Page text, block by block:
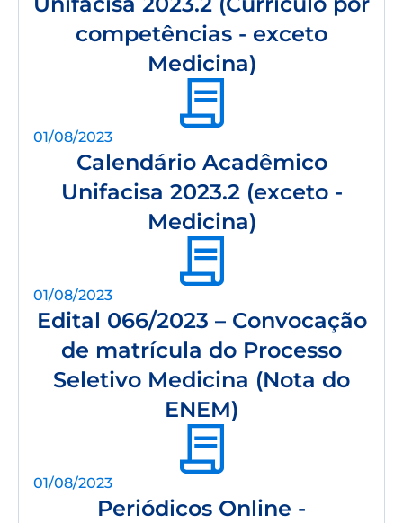
competências - exceto
Medicina)
01/08/2023
Calendário Acadêmico
Unifacisa 2023.2 (exceto -
Medicina)
01/08/2023
Edital 066/2023 – Convocação
de matrícula do Processo
Seletivo Medicina (Nota do
ENEM)
01/08/2023
Periódicos Online -